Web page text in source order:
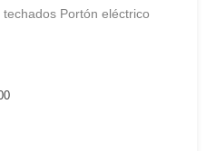
Portón eléctrico